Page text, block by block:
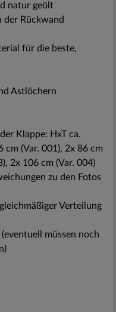
natur geölt
Rückwand
für die beste,
Astlöchern
Klappe: HxT ca.
cm (Var. 001), 2x 86 cm
2x 106 cm (Var. 004)
zu den Fotos
Verteilung
müssen noch